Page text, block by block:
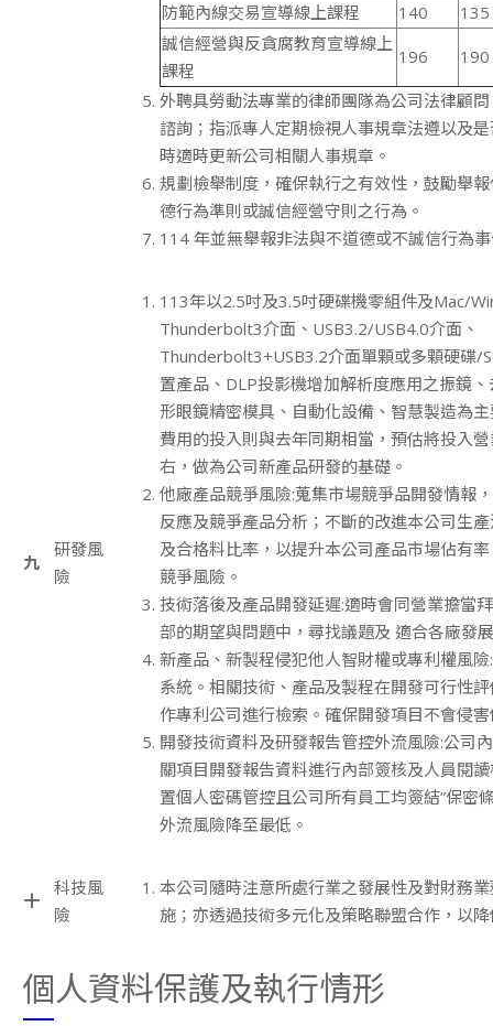
防範內線交易宣導線上課程
140
135
誠信經營與反貪腐教育宣導線上
課程
196
190
外聘具勞動法專業的律師團隊為公司法律顧
諮詢；指派專人定期檢視人事規章法遵以及
時適時更新公司相關人事規章。
規劃檢舉制度，確保執行之有效性，鼓勵舉
德行為準則或誠信經營守則之行為。
114 年並無舉報非法與不道德或不誠信行為
九
研發風
險
113年以2.5吋及3.5吋硬碟機零組件及Mac/
Thunderbolt3介面、USB3.2/USB4.0介面、
Thunderbolt3+USB3.2介面單顆或多顆硬碟/
置產品、DLP投影機增加解析度應用之振鏡
形眼鏡精密模具、自動化設備、智慧製造為
費用的投入則與去年同期相當，預估將投入
右，做為公司新產品研發的基礎。
他廠產品競爭風險:蒐集市場競爭品開發情報
反應及競爭產品分析；不斷的改進本公司生
及合格料比率，以提升本公司產品市場佔有
競爭風險。
技術落後及產品開發延遲:適時會同營業擔當
部的期望與問題中，尋找議題及 適合各廠發
新產品、新製程侵犯他人智財權或專利權風
系統。相關技術、產品及製程在開發可行性
作專利公司進行檢索。確保開發項目不會侵
開發技術資料及研發報告管控外流風險:公司
關項目開發報告資料進行內部簽核及人員閱
置個人密碼管控且公司所有員工均簽結”保密
外流風險降至最低。
十
科技風
險
本公司隨時注意所處行業之發展性及對財務
施；亦透過技術多元化及策略聯盟合作，以
個人資料保護及執行情形